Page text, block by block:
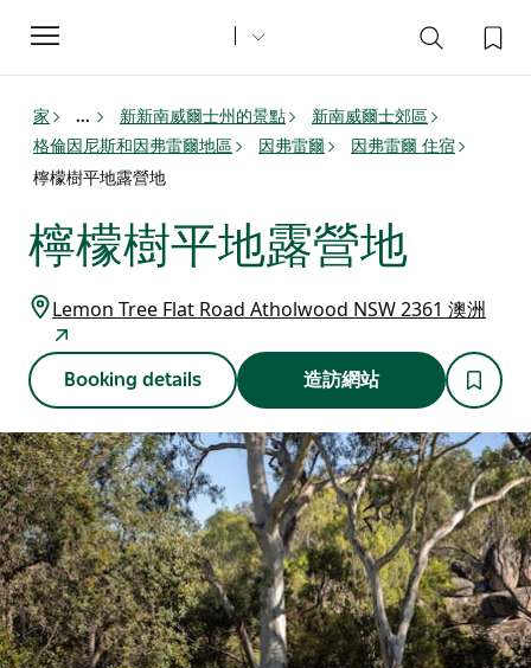
Toggle
navigation
家 ... 新新南威爾士州的景點
新南威爾士郊區
格倫因尼斯和因弗雷爾地區
因弗雷爾
因弗雷爾 住宿
檸檬樹平地露營地
檸檬樹平地露營地
Lemon Tree Flat Road Atholwood NSW 2361 澳洲
Booking details 造訪網站